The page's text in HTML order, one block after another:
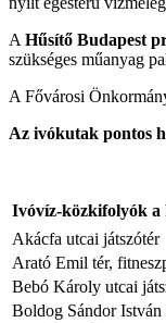
A Hűsítő Budapest
szükséges műanyag
A Fővárosi
Az ivókutak pontos
Ivóvíz-közkifolyók
Akácfa utcai játszótér
Arató Emil tér,
Bebó Károly utcai
Boldog Sándor István